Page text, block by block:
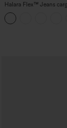
Halara Flex™ Jeans
taille mi-haute, jambes
poches